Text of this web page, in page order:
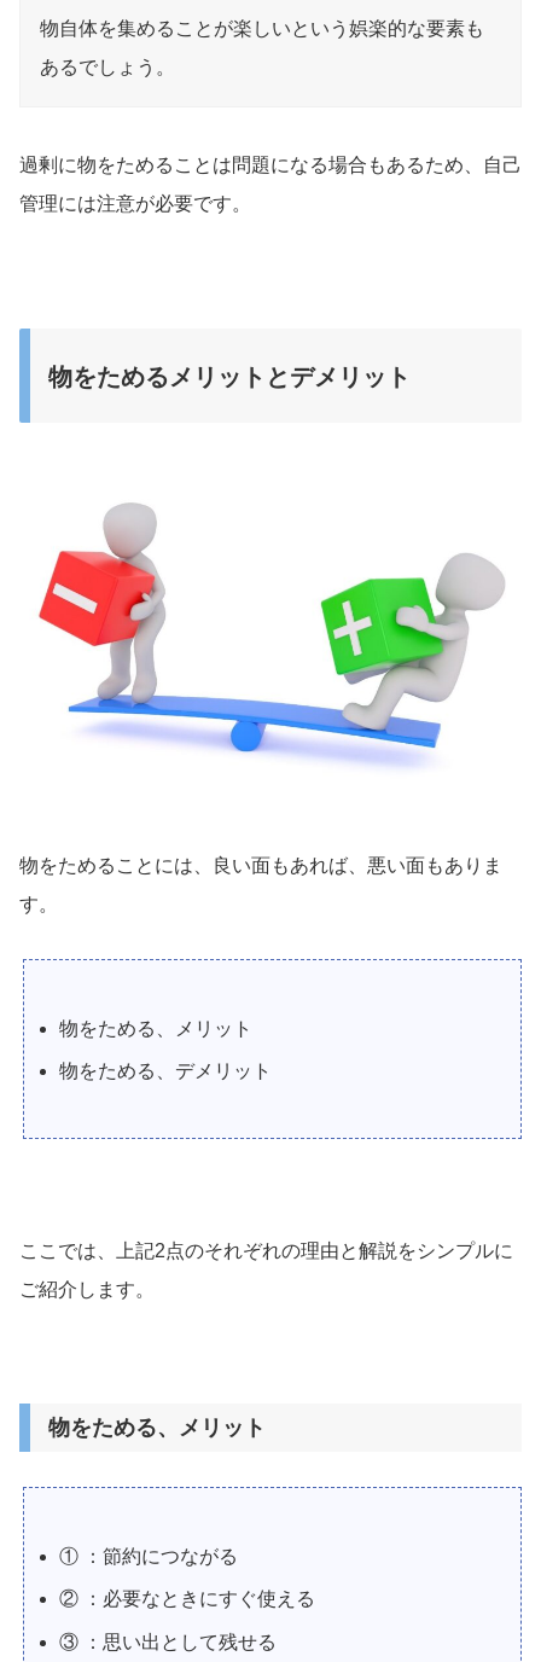
物自体を集めることが楽しいという娯楽的な要素も
あるでしょう。
過剰に物をためることは問題になる場合もあるため、自己
管理には注意が必要です。
物をためるメリットとデメリット
物をためることには、良い面もあれば、悪い面もありま
す。
物をためる、メリット
物をためる、デメリット
ここでは、上記2点のそれぞれの理由と解説をシンプルに
ご紹介します。
物をためる、メリット
① ：節約につながる
② ：必要なときにすぐ使える
③ ：思い出として残せる